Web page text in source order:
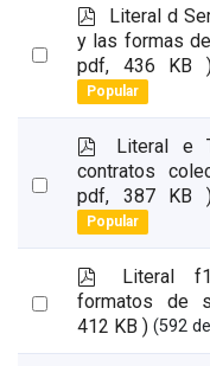
Select
item
p
d
f
Literal d
y las formas
pdf, 436 KB
Popular
Select
item
p
d
Literal e
contratos
pdf, 387 KB
Popular
Select
p
d
f
Literal
formatos de
412 KB ) (592